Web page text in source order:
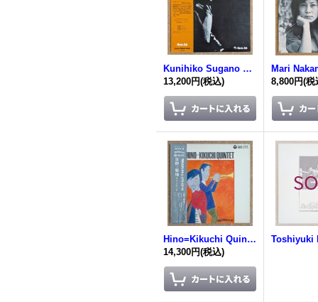
Kunihiko Sugano Trio + 1 - Love Is A Many Splendored Thing
13,200円(税込) 8,800円(税
Hino=Kikuchi Quintet
14,300円(税込)